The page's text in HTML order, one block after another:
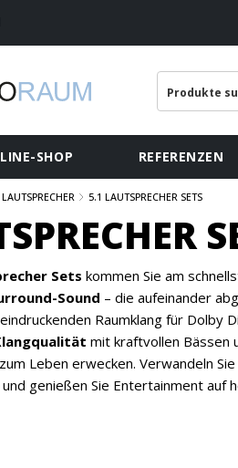
SHOP REFERENZEN
LAUTSPRECHER 5.1 LAUTSPRECHER SETS
Sets kommen Sie am
Sound – die aufeinander
Raumklang für Dolby
mit kraftvollen Bässen
Leben erwecken. Verwandeln
und genießen Sie Entertainment auf